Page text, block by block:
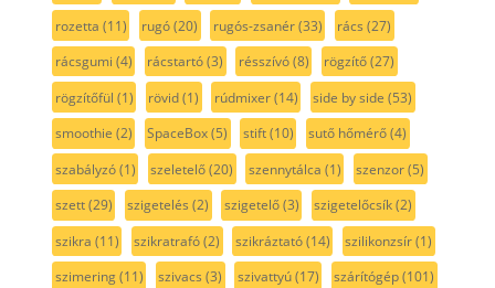
rozetta (11) rugó(20) rugós-zsanér(33) rács (27)
rácsgumi (4) rácstartó(3) résszívó(8) rögzítő(27)
rögzítőfül (1) rövid(1) rúdmixer(14) side by side (53)
smoothie (2) SpaceBox(5) stift(10) sutő hőmérő(4)
szabályzó(1) szeletelő(20) szennytálca (1) szenzor(5)
szett(29) szigetelés (2) szigetelő(3) szigetelőcsík(2)
szikra (11) szikratrafó(2) szikráztató(14) szilikonzsír(1)
szimering(11) szivacs (3) szivattyú(17) szárítógép(101)